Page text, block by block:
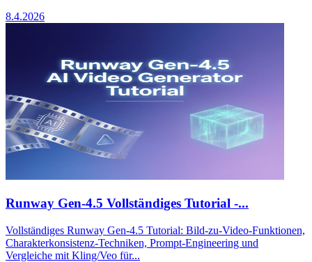
8.4.2026
Runway Gen-4.5 Vollständiges Tutorial -...
Vollständiges Runway Gen-4.5 Tutorial: Bild-zu-Video-Funktionen,
Charakterkonsistenz-Techniken, Prompt-Engineering und
Vergleiche mit Kling/Veo für...